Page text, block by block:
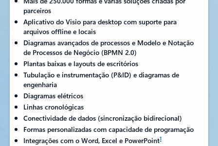
parceiros
Aplicativo do Visio para desktop com suporte para
arquivos offline e locais
Diagramas avançados de processos e Modelo e Notação
de Processos de Negócio (BPMN 2.0)
Plantas baixas e layouts de escritórios
Tubulação e instrumentação (P&ID) e diagramas de
engenharia
Diagramas elétricos
Linhas cronológicas
Conectividade de dados (sincronização bidirecional)
Formas personalizadas com capacidade de programação
Integrações com o Word, Excel e PowerPoint1